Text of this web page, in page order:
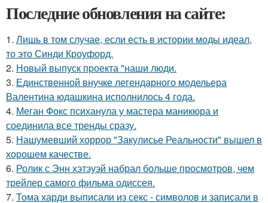
Последние обновления на сайте:
1. Лишь в том случае, если есть в истории моды идеал,
то это Синди Кроуфорд.
2. Новый выпуск проекта "наши люди.
3. Единственной внучке легендарного модельера
Валентина юдашкина исполнилось 4 года.
4. Меган Фокс психанула у мастера маникюра и
соединила все тренды сразу.
5. Нашумевший хоррор "Закулисье Реальности" вышел в
хорошем качестве.
6. Ролик с Энн хэтэуэй набрал больше просмотров, чем
трейлер самого фильма одиссея.
7. Тома харди выписали из секс - символов и записали в